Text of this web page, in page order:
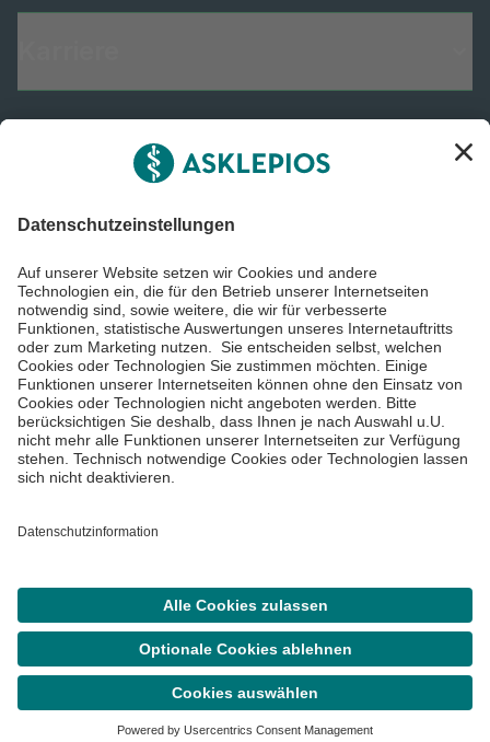
Menü
SucheTermin
Informiert bleiben
Impressum
Datenschutzinformationen
Barrierefreiheit
©Asklepios Kliniken GmbH & Co. KGaA 2026